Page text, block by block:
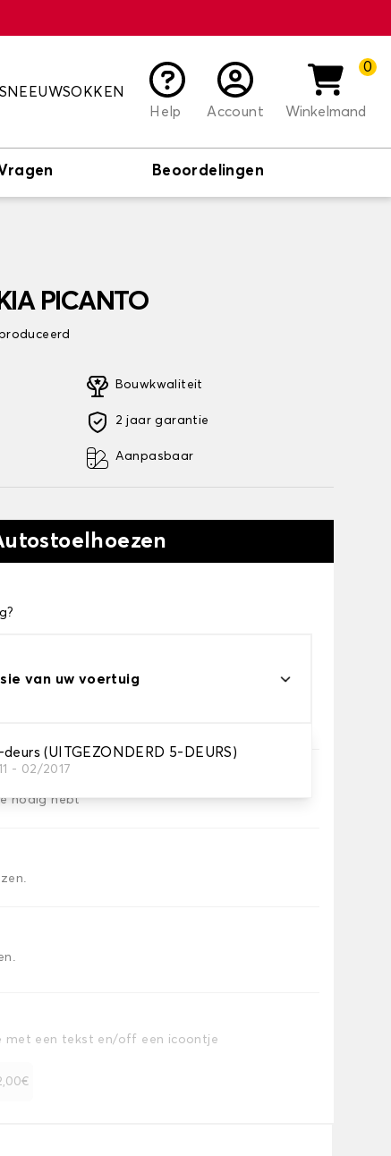
SNEEUWSOKKEN
Help
Account
0
Winkelmand
Beoordelingen
PICANTO
Bouwkwaliteit
2 jaar garantie
Aanpasbaar
van uw voertuig
(UITGEZONDERD 5-DEURS)
- 02/2017
nodig hebt
met een tekst en/off een icoontje